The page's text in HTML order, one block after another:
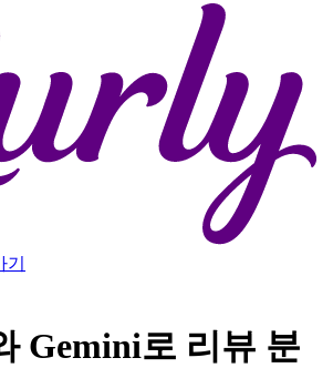
Gemini로 리뷰 분